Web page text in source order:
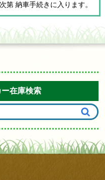
第 納車手続きに入ります。
在庫検索